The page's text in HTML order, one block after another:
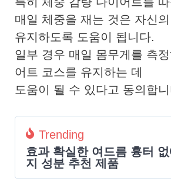
매일 체중을 재는 것은 자신
유지하도록 도움이 됩니다.
일부 경우 매일 몸무게를 측정
어트 코스를 유지하는 데
도움이 될 수 있다고 동의합
Trending
효과 확실한 여드름 흉터
지 성분 추천 제품